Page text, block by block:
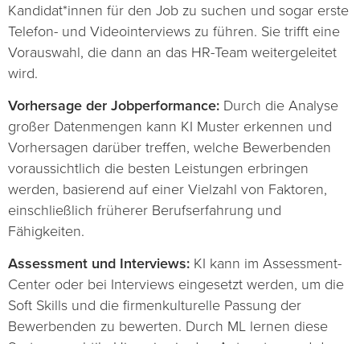
Kandidat*innen für den Job zu suchen und sogar erste
Telefon- und Videointerviews zu führen. Sie trifft eine
Vorauswahl, die dann an das HR-Team weitergeleitet
wird.
Vorhersage der Jobperformance: Durch die Analyse
großer Datenmengen kann KI Muster erkennen und
Vorhersagen darüber treffen, welche Bewerbenden
voraussichtlich die besten Leistungen erbringen
werden, basierend auf einer Vielzahl von Faktoren,
einschließlich früherer Berufserfahrung und
Fähigkeiten.
Assessment und Interviews: KI kann im Assessment-
Center oder bei Interviews eingesetzt werden, um die
Soft Skills und die firmenkulturelle Passung der
Bewerbenden zu bewerten. Durch ML lernen diese